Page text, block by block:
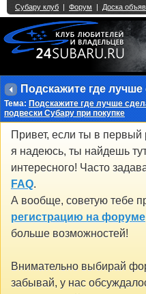
Тема: Подскажите где лучше
подвески Субару при покупке
Привет, если ты в
я надеюсь, ты найдешь
интересного! Часто
FAQ.
А вообще, советую тебе
регистрацию на форуме
больше возможностей!
Внимательно выбирай
забывай, у нас
Single Sign On
2 3 4 5 6 7 8 9 10 11 12 13 14
27 28 29 30 31 32 33 34